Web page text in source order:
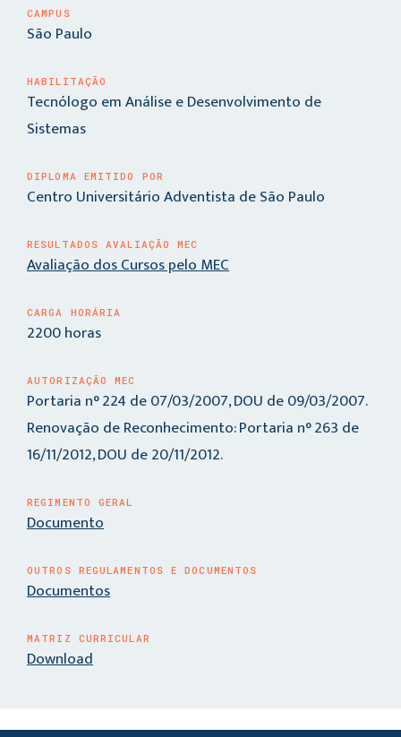
CAMPUS
São Paulo
HABILITAÇÃO
Tecnólogo em Análise e Desenvolvimento de
Sistemas
DIPLOMA EMITIDO POR
Centro Universitário Adventista de São Paulo
RESULTADOS AVALIAÇÃO MEC
Avaliação dos Cursos pelo MEC
CARGA HORÁRIA
2200 horas
AUTORIZAÇÃO MEC
Portaria n° 224 de 07/03/2007, DOU de 09/03/2007.
Renovação de Reconhecimento: Portaria n° 263 de
16/11/2012, DOU de 20/11/2012.
REGIMENTO GERAL
Documento
OUTROS REGULAMENTOS E DOCUMENTOS
Documentos
MATRIZ CURRICULAR
Download